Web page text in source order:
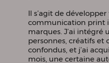
Il s’agit de
communication print
marques. J’ai intégré
personnes, créatifs et
confondus, et j’ai
mois, une certaine